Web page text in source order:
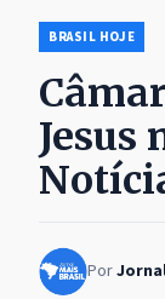
BRASIL HOJE
Jesus
Por